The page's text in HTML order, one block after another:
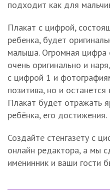
подходит как для
Плакат с цифрой,
ребенка, будет
малыша. Огромная цифра
очень оригинально и
с цифрой 1 и
позитива, но и
Плакат будет отражать
ребёнка, его достижения.
Создайте стенгазету с
онлайн редактора, а мы
именинник и ваши гости